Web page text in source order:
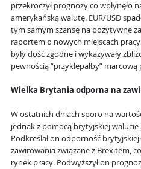
przekroczył prognozy co
amerykańską walutę. EUR/USD
tym samym szansę na pozytywne
raportem o nowych miejscach
były dość zgodne i wykazywały
pewnością “przyklepałby”
Wielka Brytania odporna na
W ostatnich dniach sporo na
jednak z pomocą brytyjskiej
Podkreślał on odporność
zawirowania związane z Brexitem,
rynek pracy. Podwyższył on